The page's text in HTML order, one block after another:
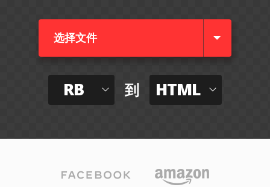
选择文件
RB 到 HTML